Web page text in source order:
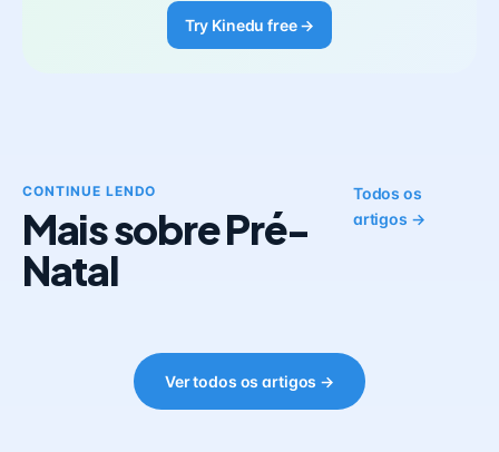
Try Kinedu free →
CONTINUE LENDO
Mais sobre Pré-
Natal
Todos os
artigos →
Ver todos os artigos →